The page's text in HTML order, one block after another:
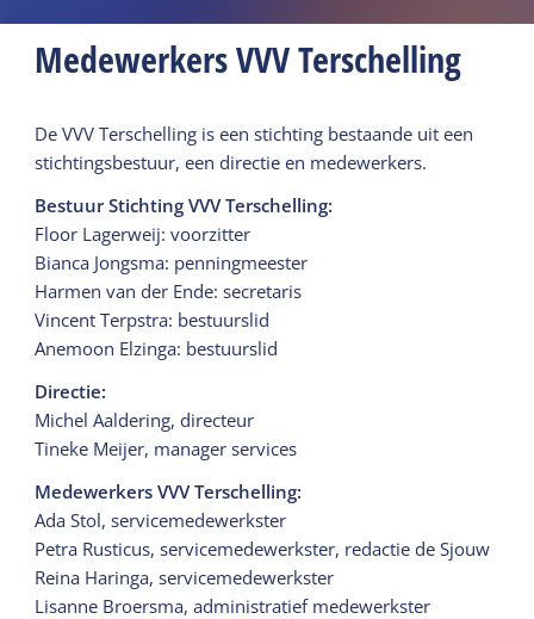
Medewerkers VVV Terschelling
De VVV Terschelling is een stichting bestaande uit een
stichtingsbestuur, een directie en medewerkers.
Bestuur Stichting VVV Terschelling:
Floor Lagerweij: voorzitter
Bianca Jongsma: penningmeester
Harmen van der Ende: secretaris
Vincent Terpstra: bestuurslid
Anemoon Elzinga: bestuurslid
Directie:
Michel Aaldering, directeur
Tineke Meijer, manager services
Medewerkers VVV Terschelling:
Ada Stol, servicemedewerkster
Petra Rusticus, servicemedewerkster, redactie de Sjouw
Reina Haringa, servicemedewerkster
Lisanne Broersma, administratief medewerkster